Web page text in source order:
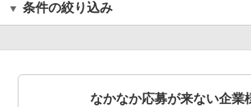
条件の絞り込み
なかなか応募が来ない企業